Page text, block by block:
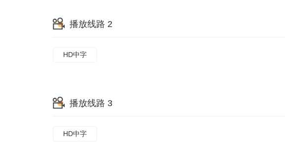
播放线路 2
HD中字
播放线路 3
HD中字